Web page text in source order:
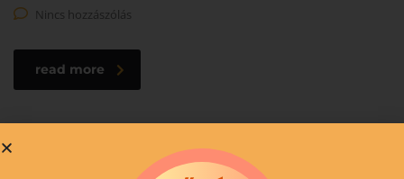
Nincs hozzászólás
read more